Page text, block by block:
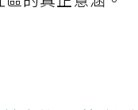
的真正意涵。